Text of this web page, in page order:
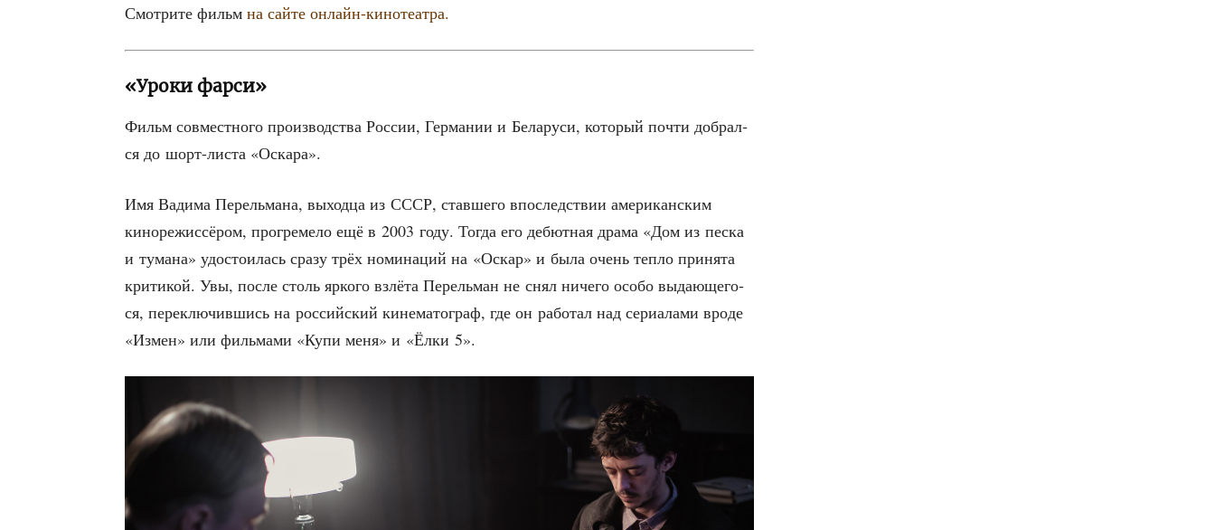
Смот­ри­те фильм на сай­те онлайн-кинотеатра.
«Уроки фарси»
Фильм сов­мест­но­го про­из­вод­ства Рос­сии, Гер­ма­нии и Бела­ру­си, кото­рый почти добрал­
ся до шорт-листа «Оска­ра».
Имя Вади­ма Перель­ма­на, выход­ца из СССР, став­ше­го впо­след­ствии аме­ри­кан­ским
кино­ре­жис­сё­ром, про­гре­ме­ло ещё в 2003 году. Тогда его дебют­ная дра­ма «Дом из пес­ка
и тума­на» удо­сто­и­лась сра­зу трёх номи­на­ций на «Оскар» и была очень теп­ло при­ня­та
кри­ти­кой. Увы, после столь ярко­го взлё­та Перель­ман не снял ниче­го осо­бо выда­ю­ще­го­
ся, пере­клю­чив­шись на рос­сий­ский кине­ма­то­граф, где он рабо­тал над сери­а­ла­ми вро­де
«Измен» или филь­ма­ми «Купи меня» и «Ёлки 5».